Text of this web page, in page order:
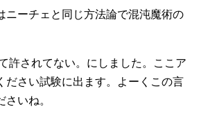
ニーチェと同じ方法論で混沌魔術の
許されてない。にしました。ここア
ださい試験に出ます。よーくこの言
いね。